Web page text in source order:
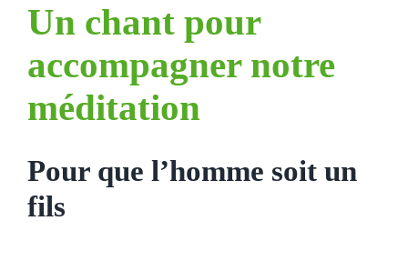
Un chant pour
accompagner notre
méditation
Pour que l’homme soit un
fils